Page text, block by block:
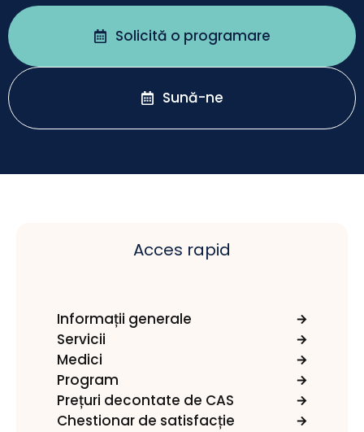
Solicită o programare
Sună-ne
Acces rapid
Informații generale
Servicii
Medici
Program
Prețuri decontate de CAS
Chestionar de satisfacție